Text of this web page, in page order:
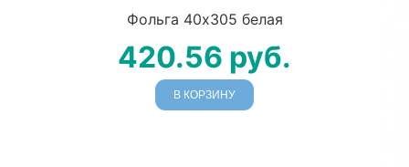
Фольга 40х305 белая
420.56 руб.
В КОРЗИНУ